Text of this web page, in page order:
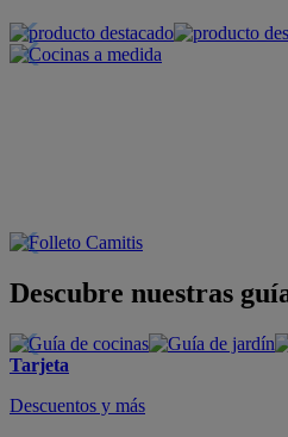
Descubre nuestras
Tarjeta
Descuentos y más